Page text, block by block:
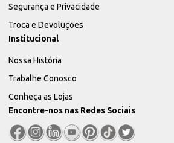
Segurança e Privacidade
Troca e Devoluções
Institucional
Nossa História
Trabalhe Conosco
Conheça as Lojas
Encontre-nos nas Redes Sociais